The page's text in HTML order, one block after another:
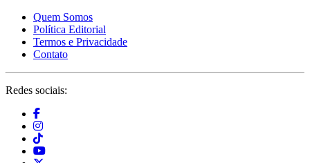
Quem Somos
Política Editorial
Termos e Privacidade
Contato
Redes sociais: